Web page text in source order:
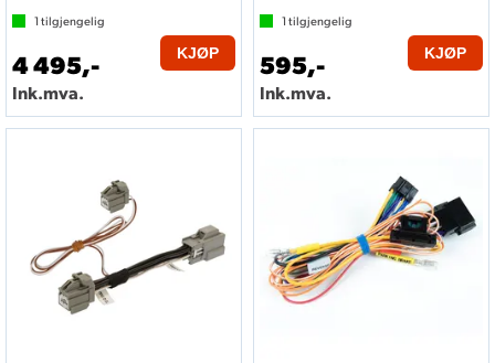
1 tilgjengelig
4 495,-
Ink.mva.
KJØP
1 tilgjengelig
595,-
Ink.mva.
KJØP